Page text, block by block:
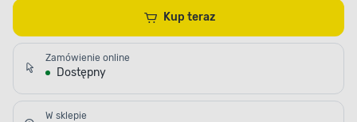
Kup teraz
Zamówienie online
Dostępny
W sklepie